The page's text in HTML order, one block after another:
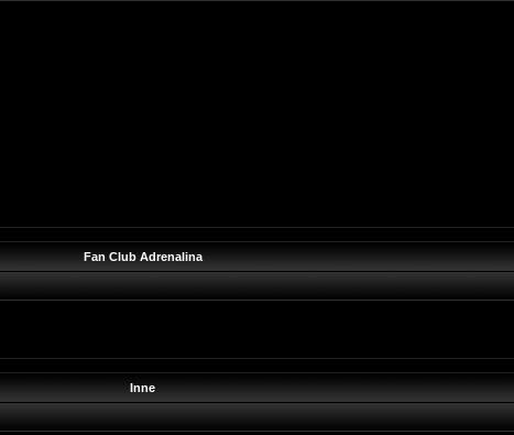
Fan Club Adrenalina
Inne